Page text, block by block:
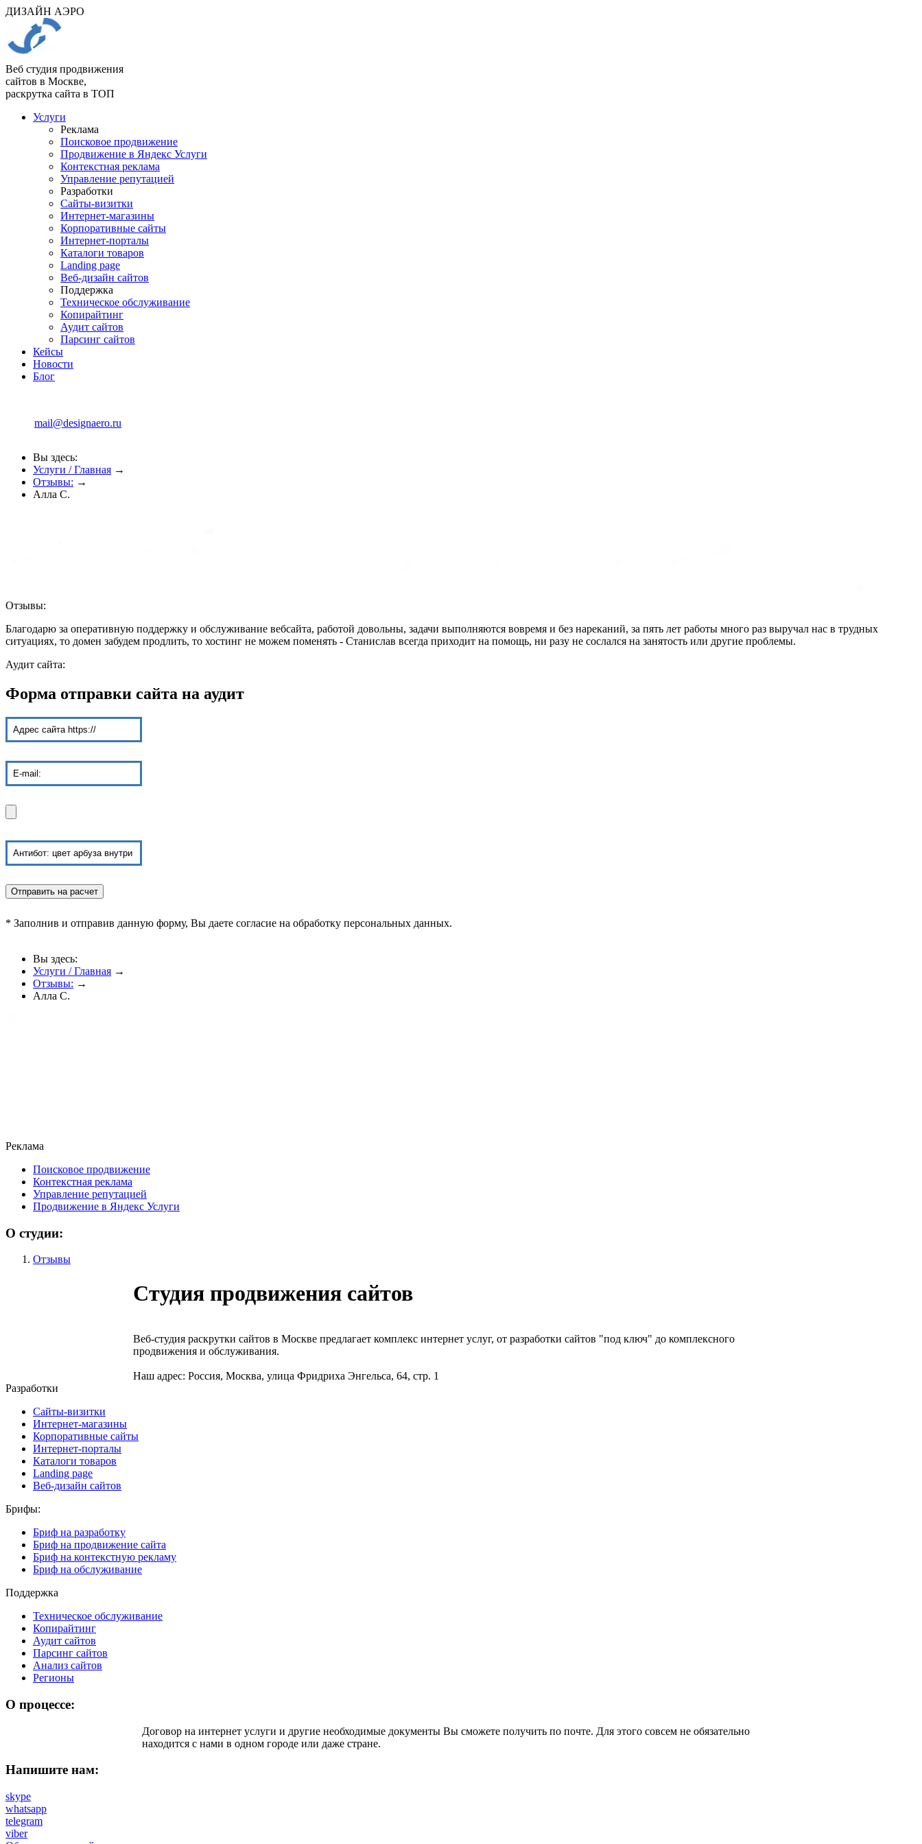
ДИЗАЙН АЭРО
Веб студия продвижения
сайтов в Москве,
раскрутка сайта в ТОП
Услуги
Реклама
Поисковое продвижение
Продвижение в Яндекс Услуги
Контекстная реклама
Управление репутацией
Разработки
Сайты-визитки
Интернет-магазины
Корпоративные сайты
Интернет-порталы
Каталоги товаров
Landing page
Веб-дизайн сайтов
Поддержка
Техническое обслуживание
Копирайтинг
Аудит сайтов
Парсинг сайтов
Кейсы
Новости
Блог
mail@designaero.ru
Вы здесь:
Услуги / Главная →
Отзывы: →
Алла С.
Отзывы:
Благодарю за оперативную поддержку и обслуживание вебсайта, работой довольны, задачи выполняются вовремя и без нареканий, за пять лет работы много раз выручал нас в трудных
ситуациях, то домен забудем продлить, то хостинг не можем поменять - Станислав всегда приходит на помощь, ни разу не сослался на занятость или другие проблемы.
Аудит сайта:
Форма отправки сайта на аудит
* Заполнив и отправив данную форму, Вы даете согласие на обработку персональных данных.
Вы здесь:
Услуги / Главная →
Отзывы: →
Алла С.
Реклама
Поисковое продвижение
Контекстная реклама
Управление репутацией
Продвижение в Яндекс Услуги
О студии:
Отзывы
Студия продвижения сайтов
Веб-студия раскрутки сайтов в Москве предлагает комплекс интернет услуг, от разработки сайтов "под ключ" до комплексного
продвижения и обслуживания.
Наш адрес: Россия, Москва, улица Фридриха Энгельса, 64, стр. 1
Разработки
Сайты-визитки
Интернет-магазины
Корпоративные сайты
Интернет-порталы
Каталоги товаров
Landing page
Веб-дизайн сайтов
Брифы:
Бриф на разработку
Бриф на продвижение сайта
Бриф на контекстную рекламу
Бриф на обслуживание
Поддержка
Техническое обслуживание
Копирайтинг
Аудит сайтов
Парсинг сайтов
Анализ сайтов
Регионы
О процессе:
Договор на интернет услуги и другие необходимые документы Вы cможете получить по почте. Для этого совсем не обязательно
находится с нами в одном городе или даже стране.
Напишите нам:
skype
whatsapp
telegram
viber